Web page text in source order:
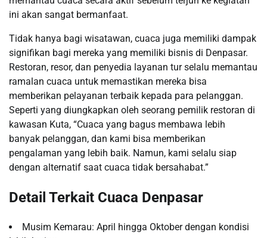
ini akan sangat bermanfaat.
Tidak hanya bagi wisatawan, cuaca juga memiliki dampak
signifikan bagi mereka yang memiliki bisnis di Denpasar.
Restoran, resor, dan penyedia layanan tur selalu memantau
ramalan cuaca untuk memastikan mereka bisa
memberikan pelayanan terbaik kepada para pelanggan.
Seperti yang diungkapkan oleh seorang pemilik restoran di
kawasan Kuta, “Cuaca yang bagus membawa lebih
banyak pelanggan, dan kami bisa memberikan
pengalaman yang lebih baik. Namun, kami selalu siap
dengan alternatif saat cuaca tidak bersahabat.”
Detail Terkait Cuaca Denpasar
Musim Kemarau: April hingga Oktober dengan kondisi